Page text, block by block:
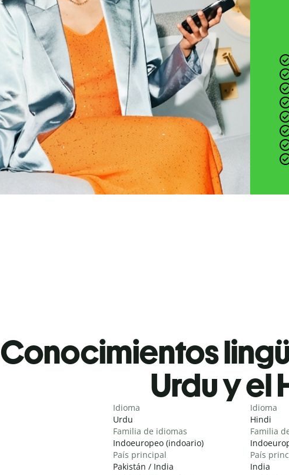
Conocimientos
Urdu y el
Idioma
Urdu
Familia de idiomas
Indoeuropeo (indoario)
País principal
Pakistán / India
Idioma
Hindi
Familia
País
India